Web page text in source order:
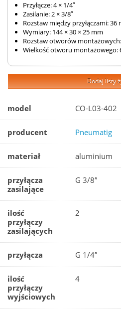
Przyłącze: 4 × 1/4″
Zasilanie: 2 × 3/8″
Rozstaw między przyłączami: 36
Wymiary: 144 × 30 × 25 mm
Rozstaw otworów
Wielkość otworu montażowego:
Dodaj listy
model CO-L03-402
producent Pneumatig
materiał aluminium
przyłącza
zasilające
G 3/8″
ilość
przyłączy
zasilających
2
przyłącza G 1/4″
ilość
przyłączy
wyjściowych
4